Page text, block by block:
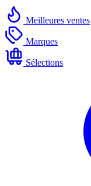
Meilleures ventes
Marques
Sélections